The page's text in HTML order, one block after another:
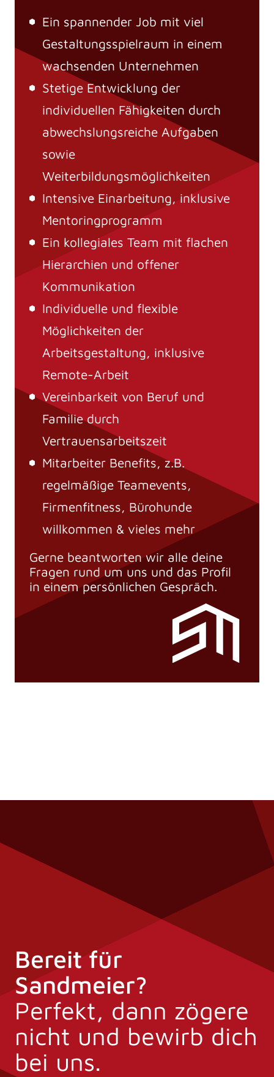
Ein spannender Job mit viel
Gestaltungsspielraum in einem
wachsenden Unternehmen
Stetige Entwicklung der
individuellen Fähigkeiten durch
abwechslungsreiche Aufgaben
sowie
Weiterbildungsmöglichkeiten
Intensive Einarbeitung, inklusive
Mentoringprogramm
Ein kollegiales Team mit flachen
Hierarchien und offener
Kommunikation
Individuelle und flexible
Möglichkeiten der
Arbeitsgestaltung, inklusive
Remote-Arbeit
Vereinbarkeit von Beruf und
Familie durch
Vertrauensarbeitszeit
Mitarbeiter Benefits, z.B.
regelmäßige Teamevents,
Firmenfitness, Bürohunde
willkommen & vieles mehr
Gerne beantworten wir alle deine
Fragen rund um uns und das Profil
in einem persönlichen Gespräch.
Bereit für
Sandmeier?
Perfekt, dann zögere
nicht und bewirb dich
bei uns.